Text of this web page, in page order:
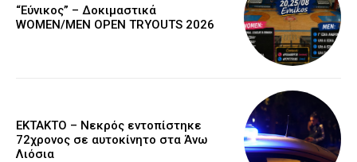
“Εύνικος” – Δοκιμαστικά
WOMEN/MEN OPEN TRYOUTS 2026
EKTAKTO – Νεκρός εντοπίστηκε
72χρονος σε αυτοκίνητο στα Άνω
Λιόσια